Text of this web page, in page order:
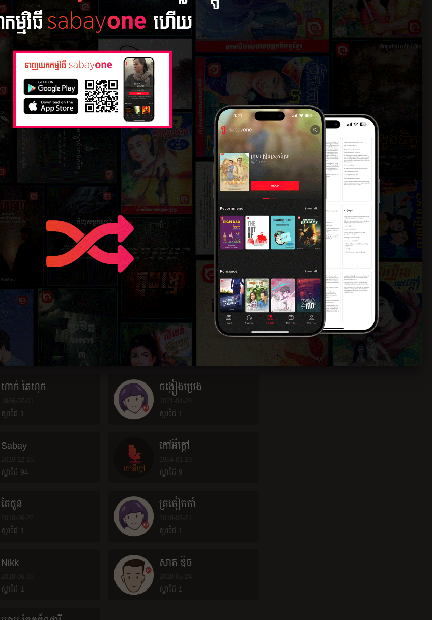
ឆោម សុពៅ - ប៉ាន់ សុរ៉ាន់
- ហៀប រក្សា
២៨ មីនា ២០២២
ជូន
២៨ មីនា ២០២២
៨ កុម្ភៈ ២០១៧
រីម គីន
៨ វិច្ឆិកា ១៩១១
ស្នាដៃ 2
ចិន្ត ឧត្តម
2022-03-02
ស្នាដៃ 0
ធឿន វុទ្វី
1996-02-26
ស្នាដៃ 22
សាំង ហ៊ែល
2021-02-26
ស្នាដៃ 2
អុឹម ថុក
2022-02-21
ស្នាដៃ 3
អ្នកស្រី ម៉ៅសំណាង
(ទន្សាយ)
1970-01-01
ស្នាដៃ 10
ឆាយ លីហេង
ស្នាដៃ 6
វង់ ផឿង
1943-06-11
ស្នាដៃ 3
ហាក់ ឆៃហុក
ស្នាដៃ 1
ចង្កៀងប្រេង
ស្នាដៃ 1
Sabay
ស្នាដៃ 94
កៅអីក្តៅ
ស្នាដៃ 9
តៃធួន
ស្នាដៃ 1
ត្រចៀកកាំ
ស្នាដៃ 1
Nikk
ស្នាដៃ 1
សាត ឌិ​ច​
ស្នាដៃ 1